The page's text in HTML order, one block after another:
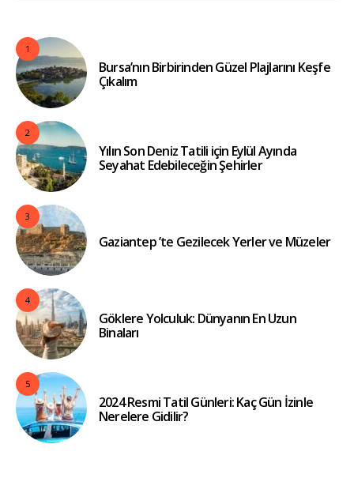
1
Bursa’nın Birbirinden Güzel Plajlarını Keşfe
Çıkalım
2
Yılın Son Deniz Tatili için Eylül Ayında
Seyahat Edebileceğin Şehirler
3
Gaziantep ’te Gezilecek Yerler ve Müzeler
4
Göklere Yolculuk: Dünyanın En Uzun
Binaları
5
2024 Resmi Tatil Günleri: Kaç Gün İzinle
Nerelere Gidilir?